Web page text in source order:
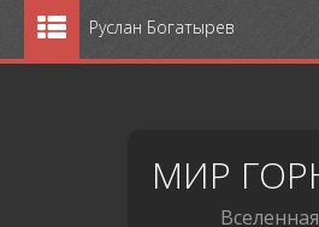
Руслан Богатырев
МИР
Вселенная